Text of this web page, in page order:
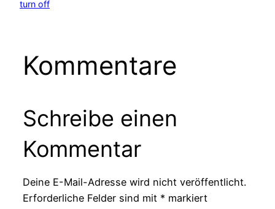
turn off
Kommentare
Schreibe einen
Kommentar
Deine E-Mail-Adresse wird nicht veröffentlicht.
Erforderliche Felder sind mit * markiert